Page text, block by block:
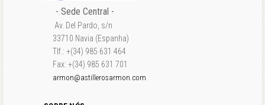
- Sede Central -
Av. Del Pardo, s/n
33710 Navia (Espanha)
Tlf.: +(34) 985 631 464
Fax: +(34) 985 631 701
armon@astillerosarmon.com